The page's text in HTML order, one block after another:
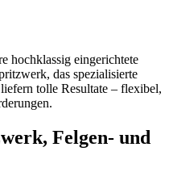
hochklassig eingerichtete
das spezialisierte
tolle Resultate – flexibel,
Felgen- und